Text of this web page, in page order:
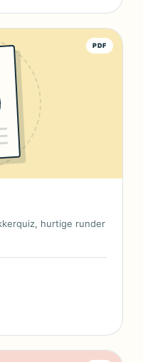
PDF
hurtige runder